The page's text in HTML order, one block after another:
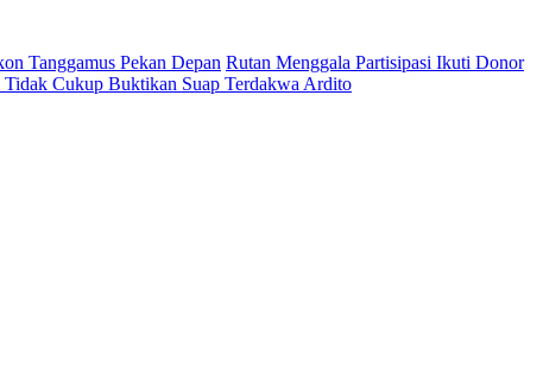
Tanggamus Pekan Depan Rutan Menggala Partisipasi Ikuti Donor
Tidak Cukup Buktikan Suap Terdakwa Ardito